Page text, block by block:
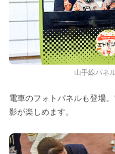
山手線パネ
電車のフォトパネルも登場
影が楽しめます。